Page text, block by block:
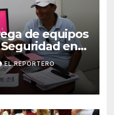
de equipos
en
EL REPORTERO